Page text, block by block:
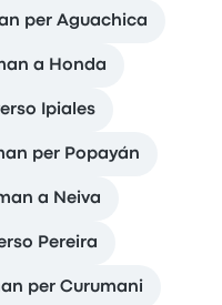
per Aguachica
a Honda
Ipiales
per Popayán
a Neiva
Pereira
per Curumani